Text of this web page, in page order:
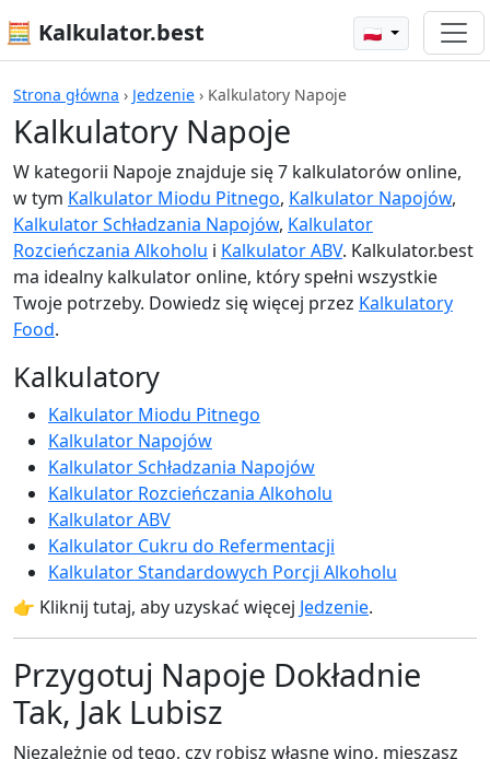
🧮 Kalkulator.best 🇵🇱
Strona główna › Jedzenie › Kalkulatory Napoje
Kalkulatory Napoje
W kategorii Napoje znajduje się 7 kalkulatorów online,
w tym Kalkulator Miodu Pitnego, Kalkulator Napojów,
Kalkulator Schładzania Napojów, Kalkulator
Rozcieńczania Alkoholu i Kalkulator ABV. Kalkulator.best
ma idealny kalkulator online, który spełni wszystkie
Twoje potrzeby. Dowiedz się więcej przez Kalkulatory
Food.
Kalkulatory
Kalkulator Miodu Pitnego
Kalkulator Napojów
Kalkulator Schładzania Napojów
Kalkulator Rozcieńczania Alkoholu
Kalkulator ABV
Kalkulator Cukru do Refermentacji
Kalkulator Standardowych Porcji Alkoholu
👉 Kliknij tutaj, aby uzyskać więcej Jedzenie.
Przygotuj Napoje Dokładnie
Tak, Jak Lubisz
Niezależnie od tego, czy robisz własne wino, mieszasz